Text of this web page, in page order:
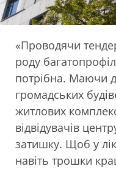
«Проводячи
роду
потрібна. Маючи
громадських
житлових
відвідувачів
затишку. Щоб у
навіть трошки